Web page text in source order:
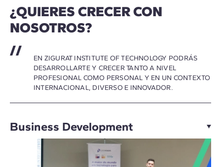
¿QUIERES CRECER CON
NOSOTROS?
EN ZIGURAT INSTITUTE OF TECHNOLOGY PODRÁS
DESARROLLARTE Y CRECER TANTO A NIVEL
PROFESIONAL COMO PERSONAL Y EN UN CONTEXTO
INTERNACIONAL, DIVERSO E INNOVADOR.
Business Development